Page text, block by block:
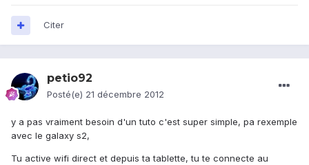
Citer
petio92
Posté(e) 21 décembre 2012
y a pas vraiment besoin d'un tuto c'est super simple, pa rexemple
avec le galaxy s2,
Tu active wifi direct et depuis ta tablette, tu te connecte au